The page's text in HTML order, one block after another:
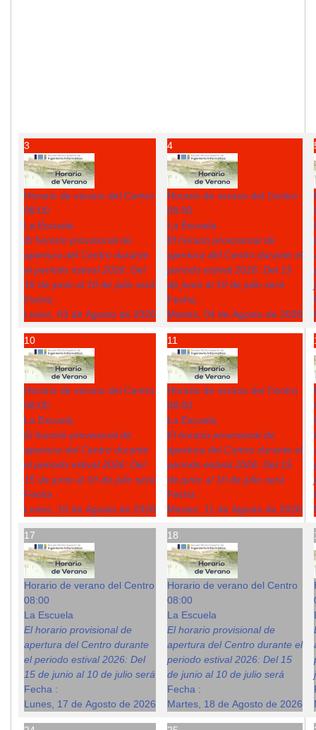
3
Horario de verano del Centro
08:00
La Escuela
El horario provisional de
apertura del Centro durante
el periodo estival 2026: Del
15 de junio al 10 de julio será
Fecha :
Lunes, 03 de Agosto de 2026
4
Horario de verano del Centro
08:00
La Escuela
El horario provisional de
apertura del Centro durante el
periodo estival 2026: Del 15
de junio al 10 de julio será
Fecha :
Martes, 04 de Agosto de 2026
10
Horario de verano del Centro
08:00
La Escuela
El horario provisional de
apertura del Centro durante
el periodo estival 2026: Del
15 de junio al 10 de julio será
Fecha :
Lunes, 10 de Agosto de 2026
11
Horario de verano del Centro
08:00
La Escuela
El horario provisional de
apertura del Centro durante el
periodo estival 2026: Del 15
de junio al 10 de julio será
Fecha :
Martes, 11 de Agosto de 2026
17
Horario de verano del Centro
08:00
La Escuela
El horario provisional de
apertura del Centro durante
el periodo estival 2026: Del
15 de junio al 10 de julio será
Fecha :
Lunes, 17 de Agosto de 2026
18
Horario de verano del Centro
08:00
La Escuela
El horario provisional de
apertura del Centro durante el
periodo estival 2026: Del 15
de junio al 10 de julio será
Fecha :
Martes, 18 de Agosto de 2026